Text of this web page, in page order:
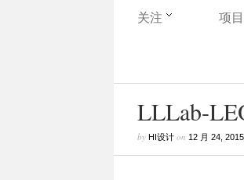
关注 项目
LLLab-
by HI设计on 12 月 24, 2015